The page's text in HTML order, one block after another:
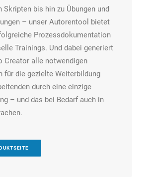
Skripten bis hin zu Übungen und
– unser Autorentool bietet
Prozessdokumentation
Trainings. Und dabei generiert
Creator alle notwendigen
für die gezielte Weiterbildung
durch eine einzige
– und das bei Bedarf auch in